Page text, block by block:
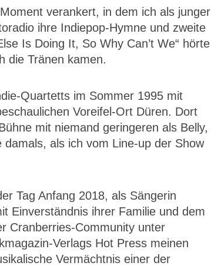
verankert, in dem ich als junger
ihre Indiepop-Hymne und zweite
Is Doing It, So Why Can’t We“ hörte
die Tränen kamen.
Quartetts im Sommer 1995 mit
Voreifel-Ort Düren. Dort
mit niemand geringeren als Belly,
als ich vom Line-up der Show
Tag Anfang 2018, als Sängerin
Einverständnis ihrer Familie und dem
Cranberries-Community unter
Verlags Hot Press meinen
Vermächtnis einer der